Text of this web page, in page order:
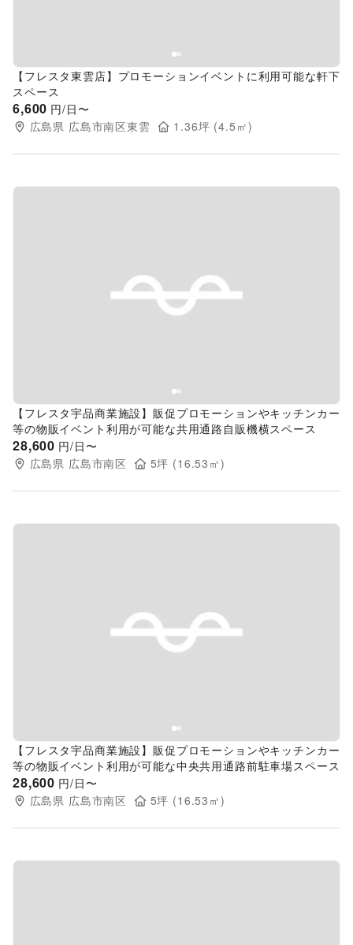
【フレスタ東雲店】プロモーションイベントに利用可能な軒下
スペース
6,600 円/日〜
広島県 広島市南区東雲 1.36坪 (4.5 ㎡)
Previous slide
【フレスタ宇品商業施設】販促プロモーションやキッチンカー
等の物販イベント利用が可能な共用通路自販機横スペース
28,600 円/日〜
広島県 広島市南区 5坪 (16.53 ㎡)
Previous slide
【フレスタ宇品商業施設】販促プロモーションやキッチンカー
等の物販イベント利用が可能な中央共用通路前駐車場スペース
28,600 円/日〜
広島県 広島市南区 5坪 (16.53 ㎡)